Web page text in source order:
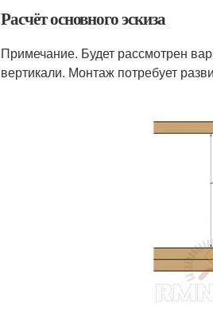
Расчёт основного эскиза
Примечание. Будет рассмотрен
вертикали. Монтаж потребует